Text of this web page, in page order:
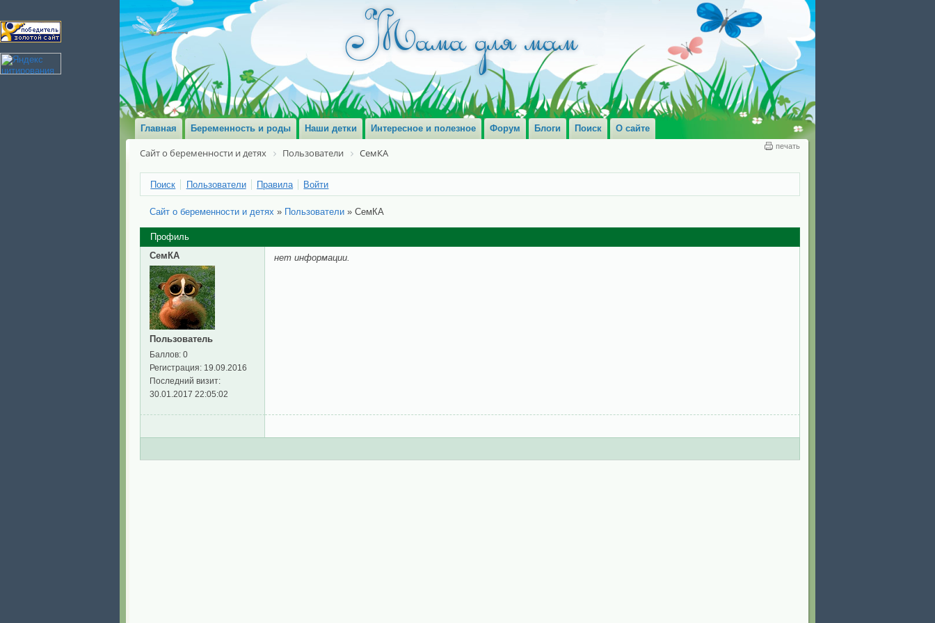
Главная Беременность и роды Наши детки Интересное и полезное Форум Блоги Поиск О сайте
печать
Сайт о беременности и детях Пользователи СемКА
Поиск Пользователи Правила Войти
Сайт о беременности и детях » Пользователи »СемКА
Профиль
СемКА
Пользователь
Баллов: 0
Регистрация: 19.09.2016
Последний визит:
30.01.2017 22:05:02
нет информации.